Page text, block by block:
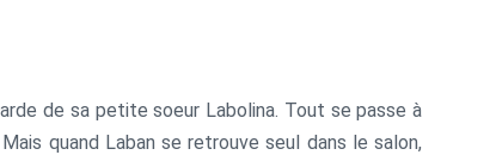
de sa petite soeur Labolina. Tout se passe à
quand Laban se retrouve seul dans le salon,